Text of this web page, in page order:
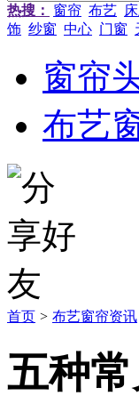
热搜： 窗帘 布艺
饰 纱窗 中心 门窗
窗帘
布艺
首页 > 布艺窗帘资讯
五种